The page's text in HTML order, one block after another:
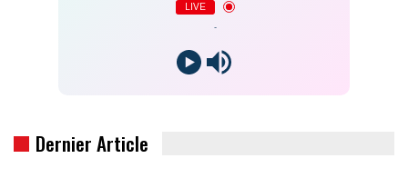
LIVE
Dernier Article